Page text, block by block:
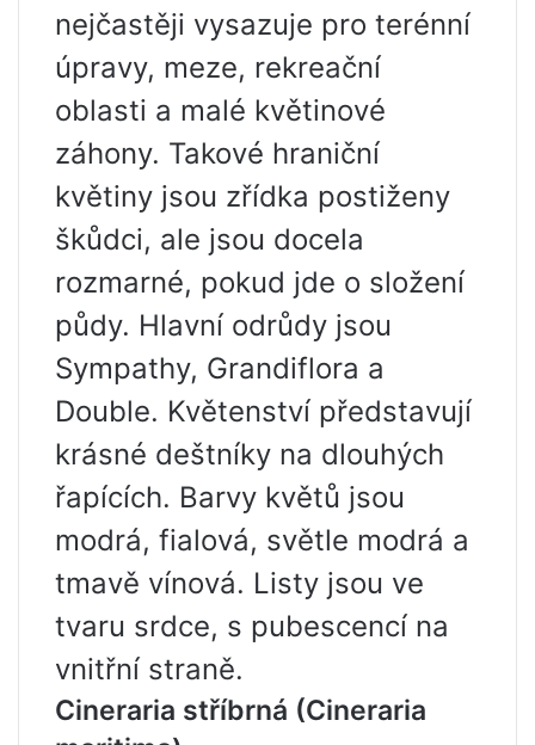
nejčastěji vysazuje pro terénní
úpravy, meze, rekreační
oblasti a malé květinové
záhony. Takové hraniční
květiny jsou zřídka postiženy
škůdci, ale jsou docela
rozmarné, pokud jde o složení
půdy. Hlavní odrůdy jsou
Sympathy, Grandiflora a
Double. Květenství představují
krásné deštníky na dlouhých
řapících. Barvy květů jsou
modrá, fialová, světle modrá a
tmavě vínová. Listy jsou ve
tvaru srdce, s pubescencí na
vnitřní straně.
Cineraria stříbrná (Cineraria